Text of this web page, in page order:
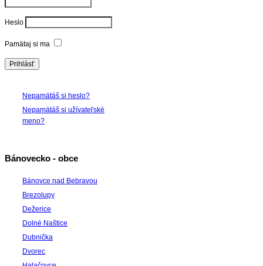
Heslo
Pamätaj si ma
Nepamätáš si heslo?
Nepamätáš si užívateľské
meno?
Bánovecko - obce
Bánovce nad Bebravou
Brezolupy
Dežerice
Dolné Naštice
Dubnička
Dvorec